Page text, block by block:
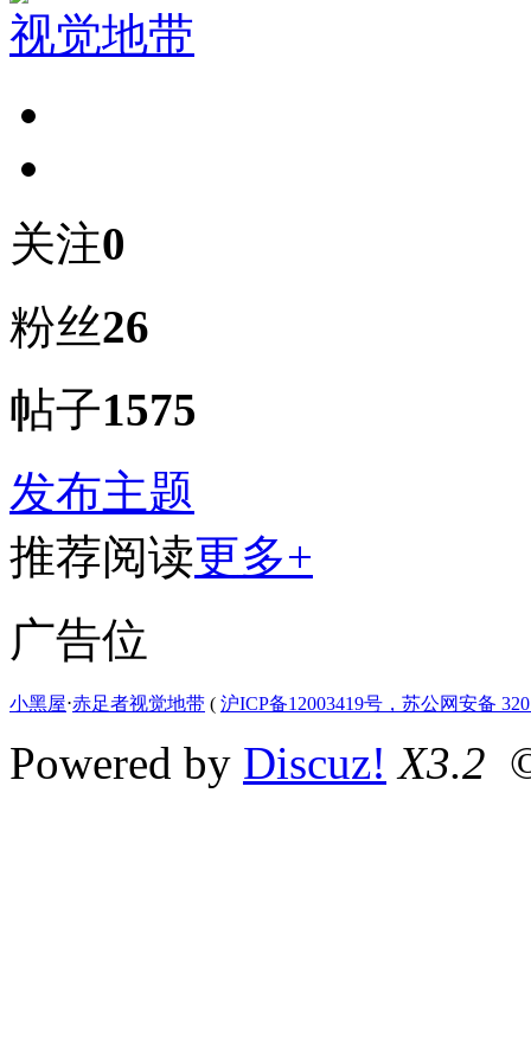
视觉地带
关注0
粉丝26
帖子1575
发布主题
推荐阅读更多+
广告位
小黑屋⋅赤足者视觉地带 ( 沪ICP备12003419号，苏公网安备
Powered by Discuz! X3.2